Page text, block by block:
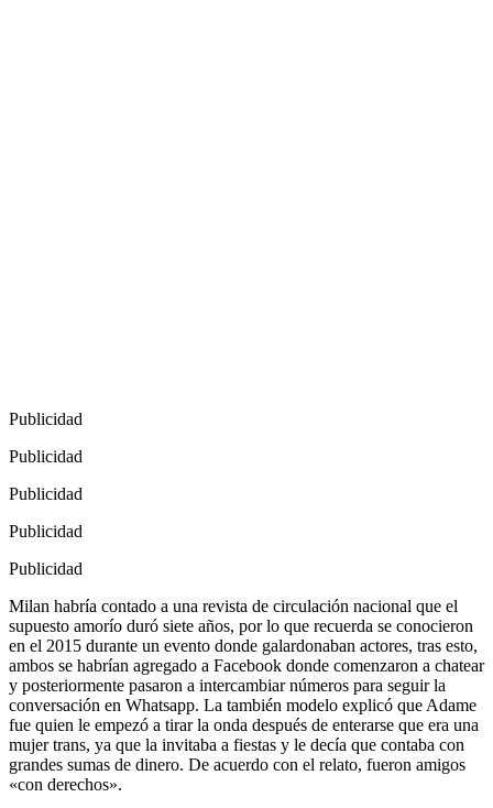
Publicidad
Publicidad
Publicidad
Publicidad
Publicidad
Milan habría contado a una revista de circulación nacional que el
supuesto amorío duró siete años, por lo que recuerda se conocieron
en el 2015 durante un evento donde galardonaban actores, tras esto,
ambos se habrían agregado a Facebook donde comenzaron a chatear
y posteriormente pasaron a intercambiar números para seguir la
conversación en Whatsapp. La también modelo explicó que Adame
fue quien le empezó a tirar la onda después de enterarse que era una
mujer trans, ya que la invitaba a fiestas y le decía que contaba con
grandes sumas de dinero. De acuerdo con el relato, fueron amigos
«con derechos».